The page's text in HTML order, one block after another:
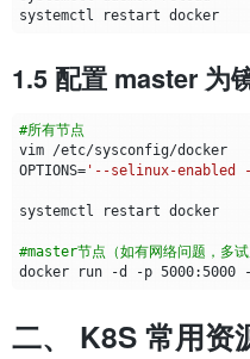
systemctl restart docker
1.5 配置 master 为
#所有节点
vim /etc/sysconfig/docker
OPTIONS='--selinux-enabled
systemctl restart docker
#master节点（如有网络问题，多试
docker run -d -p
二、 K8S 常用资